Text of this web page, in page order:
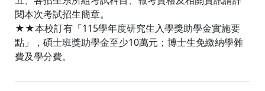
閱本次考試招生簡章。
★★本校訂有「115學年度研究生入學獎助學金實施要
點」，碩士班獎助學金至少10萬元；博士生免繳納學雜
費及學分費。